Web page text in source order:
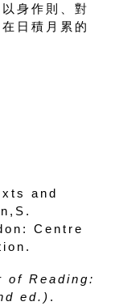
身作則、對
日積月累的
and
Centre
of Reading:
ed.) .